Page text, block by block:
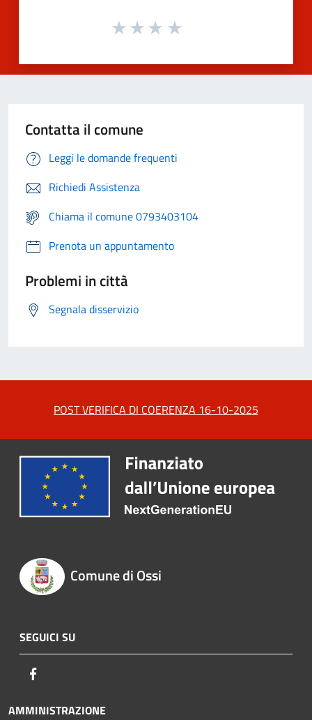
Contatta il comune
Leggi le domande frequenti
Richiedi Assistenza
Chiama il comune 0793403104
Prenota un appuntamento
Problemi in città
Segnala disservizio
POST VERIFICA DI COERENZA 16-10-2025
Comune di Ossi
SEGUICI SU
AMMINISTRAZIONE